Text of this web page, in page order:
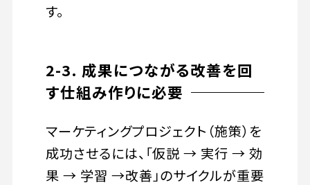
す。
2-3. 成果につながる改善を回
す仕組み作りに必要
マーケティングプロジェクト（施策）を
成功させるには、「仮説 → 実行 → 効
果 → 学習 →改善」のサイクルが重要